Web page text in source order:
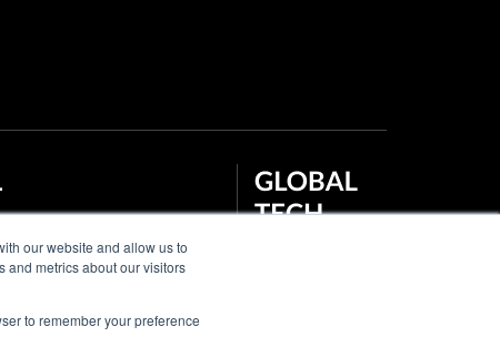
our website and allow us to
and metrics about our visitors
to remember your preference